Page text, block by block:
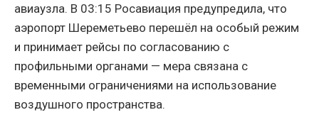
авиаузла. В 03:15 Росавиация предупредила, что
аэропорт Шереметьево перешёл на особый режим
и принимает рейсы по согласованию с
профильными органами — мера связана с
временными ограничениями на использование
воздушного пространства.